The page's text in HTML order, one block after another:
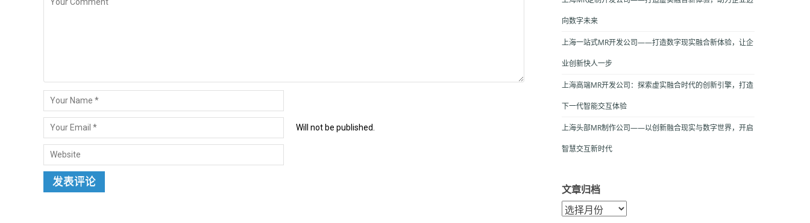
Will not be published.
向数字未来
上海一站式MR开发公司——打造数字现实融合新体验，让企
业创新快人一步
上海高端MR开发公司：探索虚实融合时代的创新引擎，打造
下一代智能交互体验
上海头部MR制作公司——以创新融合现实与数字世界，开启
智慧交互新时代
文章归档
文
章